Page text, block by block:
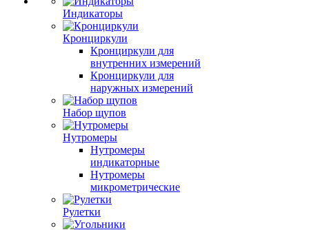
Индикаторы
Кронциркули
Кронциркули для
внутренних измерений
Кронциркули для
наружных измерений
Набор щупов
Нутромеры
Нутромеры
индикаторные
Нутромеры
микрометрические
Рулетки